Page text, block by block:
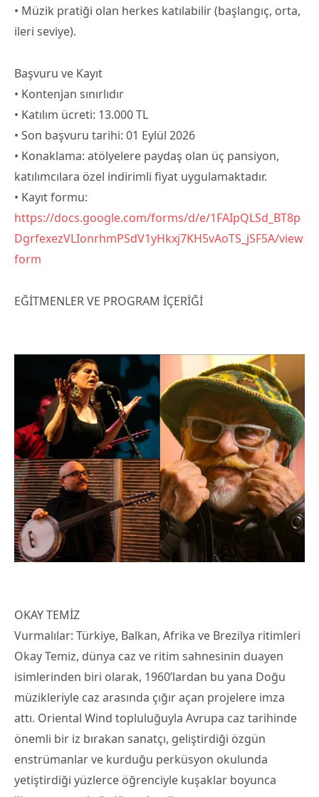
• Müzik pratiği olan herkes katılabilir (başlangıç, orta,
ileri seviye).
Başvuru ve Kayıt
• Kontenjan sınırlıdır
• Katılım ücreti: 13.000 TL
• Son başvuru tarihi: 01 Eylül 2026
• Konaklama: atölyelere paydaş olan üç pansiyon,
katılımcılara özel indirimli fiyat uygulamaktadır.
• Kayıt formu:
https://docs.google.com/forms/d/e/1FAIpQLSd_BT8p
DgrfexezVLIonrhmPSdV1yHkxj7KH5vAoTS_jSF5A/view
form
EĞİTMENLER VE PROGRAM İÇERİĞİ ​
​OKAY TEMİZ
Vurmalılar: Türkiye, Balkan, Afrika ve Brezilya ritimleri
Okay Temiz, dünya caz ve ritim sahnesinin duayen
isimlerinden biri olarak, 1960’lardan bu yana Doğu
müzikleriyle caz arasında çığır açan projelere imza
attı. Oriental Wind topluluğuyla Avrupa caz tarihinde
önemli bir iz bırakan sanatçı, geliştirdiği özgün
enstrümanlar ve kurduğu perküsyon okulunda
yetiştirdiği yüzlerce öğrenciyle kuşaklar boyunca